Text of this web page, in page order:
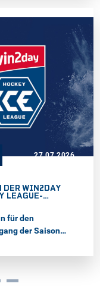
27.07.2026
DER WIN2DAY
LEAGUE-
für den
der Saison
steht fest. Die
teilnehmenden